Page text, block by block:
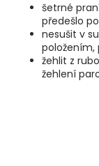
šetrné
předešlo
nesušit v
položením,
žehlit z
žehlení